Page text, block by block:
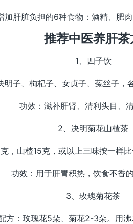
加肝脏负担的6种食物：酒精、肥
推荐中医养肝茶
1、四子饮
明子、枸杞子、女贞子、菟丝子，
功效：滋补肝肾、清利头目、清
2、决明菊花山楂茶
，山楂15克，或以上三味按一样
功效：用于肝胃积热，饮食不香的
3、玫瑰菊花茶
方：玫瑰花5朵、菊花2-3朵。用沸